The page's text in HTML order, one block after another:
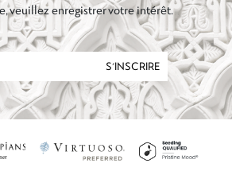
veuillez enregistrer votre intérêt.
S'INSCRIRE